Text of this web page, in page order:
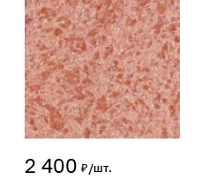
2 400 ₽/шт.